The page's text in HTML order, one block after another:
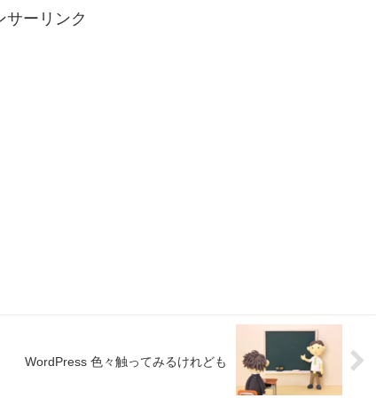
サーリンク
WordPress 色々触ってみるけれども